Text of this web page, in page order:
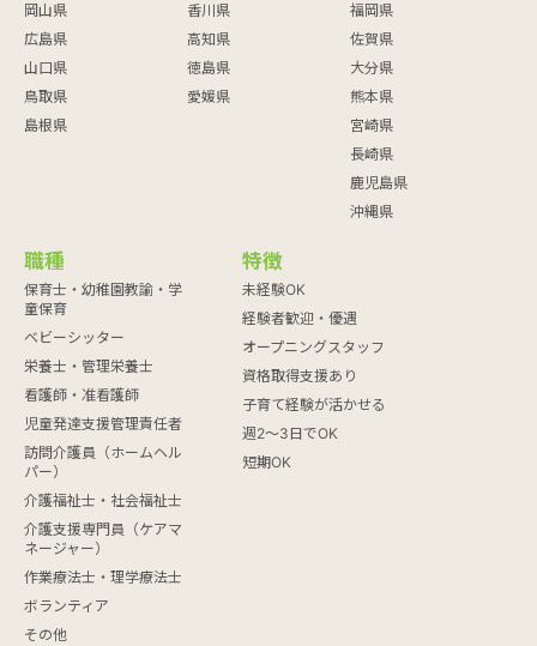
岡山県
広島県
山口県
鳥取県
島根県
香川県
高知県
徳島県
愛媛県
福岡県
佐賀県
大分県
熊本県
宮崎県
長崎県
鹿児島県
沖縄県
職種
保育士・幼稚園教諭・学
童保育
ベビーシッター
栄養士・管理栄養士
看護師・准看護師
児童発達支援管理責任者
訪問介護員（ホームヘル
パー）
介護福祉士・社会福祉士
介護支援専門員（ケアマ
ネージャー）
作業療法士・理学療法士
ボランティア
その他
特徴
未経験OK
経験者歓迎・優遇
オープニングスタッフ
資格取得支援あり
子育て経験が活かせる
週2～3日でOK
短期OK